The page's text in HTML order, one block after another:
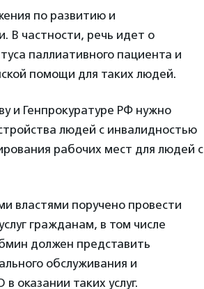
по развитию и
В частности, речь идет о
паллиативного пациента и
помощи для таких людей.
и Генпрокуратуре РФ нужно
людей с инвалидностью
рабочих мест для людей с
властями поручено провести
гражданам, в том числе
должен представить
обслуживания и
оказании таких услуг.